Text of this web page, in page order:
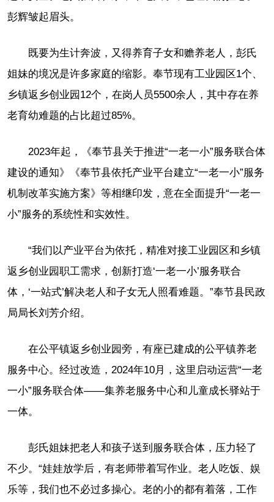
彭辉皱起眉头。
既要为生计奔波，又得养育子女和赡养老人，彭氏
姐妹的境况是许多家庭的缩影。奉节现有工业园区1个、
乡镇返乡创业园12个，在岗人员5500余人，其中存在养
老育幼难题的占比超过85%。
2023年起，《奉节县关于推进“一老一小”服务联合体
建设的通知》《奉节县依托产业平台建立“一老一小”服务
机制改革实施方案》等相继印发，意在全面提升“一老一
小”服务的系统性和实效性。
“我们以产业平台为依托，精准对接工业园区和乡镇
返乡创业园职工需求，创新打造‘一老一小’服务联合
体，‘一站式’解决老人和子女无人照看难题。”奉节县民政
局局长刘芳介绍。
在公平镇返乡创业园旁，有座已建成的公平镇养老
服务中心。经过改造，2024年10月，这里启动运营“一老
一小”服务联合体——集养老服务中心和儿童成长驿站于
一体。
彭氏姐妹把老人和孩子送到服务联合体，压力轻了
不少。“娃娃放学后，有老师带着写作业。老人吃饭、娱
乐等，我们也不必过多操心。老的小的都有着落，工作